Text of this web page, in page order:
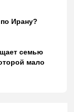
Ирану?
семью
мало